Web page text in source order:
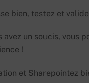
bien, testez et
avez un soucis, vous
!
et Sharepointez